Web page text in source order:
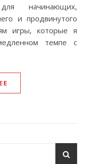
начинающих,
и продвинутого
игры, которые я
темпе с